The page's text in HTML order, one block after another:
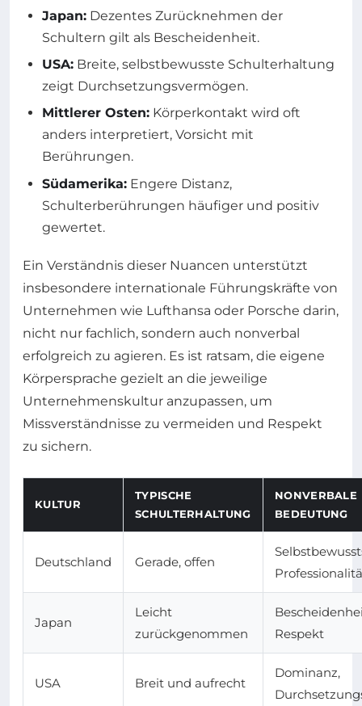
Japan: Dezentes Zurücknehmen der
Schultern gilt als Bescheidenheit.
USA: Breite, selbstbewusste Schulterhaltung
zeigt Durchsetzungsvermögen.
Mittlerer Osten: Körperkontakt wird oft
anders interpretiert, Vorsicht mit
Berührungen.
Südamerika: Engere Distanz,
Schulterberührungen häufiger und positiv
gewertet.
Ein Verständnis dieser Nuancen unterstützt
insbesondere internationale Führungskräfte von
Unternehmen wie Lufthansa oder Porsche darin,
nicht nur fachlich, sondern auch nonverbal
erfolgreich zu agieren. Es ist ratsam, die eigene
Körpersprache gezielt an die jeweilige
Unternehmenskultur anzupassen, um
Missverständnisse zu vermeiden und Respekt
zu sichern.
KULTUR
TYPISCHE
SCHULTERHALTUNG
NONVERBALE
BEDEUTUNG
Deutschland Gerade, offen
Japan
Leicht
zurückgenommen
Respekt
USA Breit und aufrecht
Dominanz,